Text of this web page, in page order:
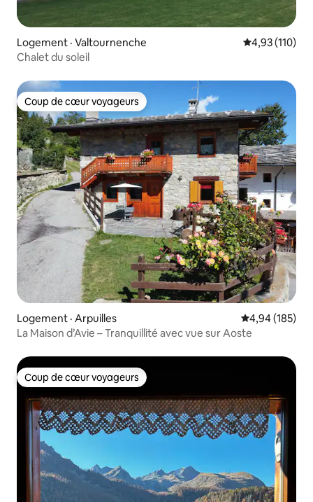
Logement · Valtournenche Note
4,93 (110)
Chalet du soleil
Coup de cœur voyageurs
Coup de cœur voyageurs
Logement · Arpuilles Note
4,94 (185)
La Maison d’Avie – Tranquillité avec vue sur Aoste
Coup de cœur voyageurs
Coup de cœur voyageurs